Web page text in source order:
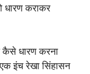
धारण कराकर
कैसे धारण करना
इंच रेखा सिंहासन